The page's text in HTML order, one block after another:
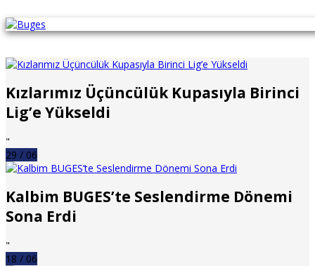
Kızlarımız Üçüncülük Kupasıyla Birinci
Lig’e Yükseldi
"
29 / 06
Kalbim BUGES’te Seslendirme Dönemi
Sona Erdi
"
18 / 06